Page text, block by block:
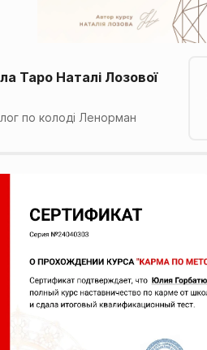
Таро Наталі Лозової
по колоді Ленорман